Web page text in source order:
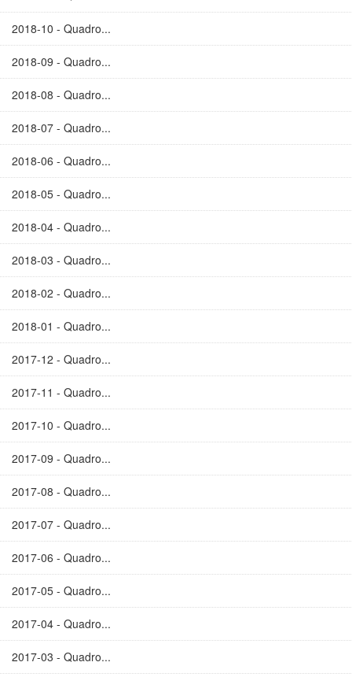
2018-10 - Quadro...
2018-09 - Quadro...
2018-08 - Quadro...
2018-07 - Quadro...
2018-06 - Quadro...
2018-05 - Quadro...
2018-04 - Quadro...
2018-03 - Quadro...
2018-02 - Quadro...
2018-01 - Quadro...
2017-12 - Quadro...
2017-11 - Quadro...
2017-10 - Quadro...
2017-09 - Quadro...
2017-08 - Quadro...
2017-07 - Quadro...
2017-06 - Quadro...
2017-05 - Quadro...
2017-04 - Quadro...
2017-03 - Quadro...